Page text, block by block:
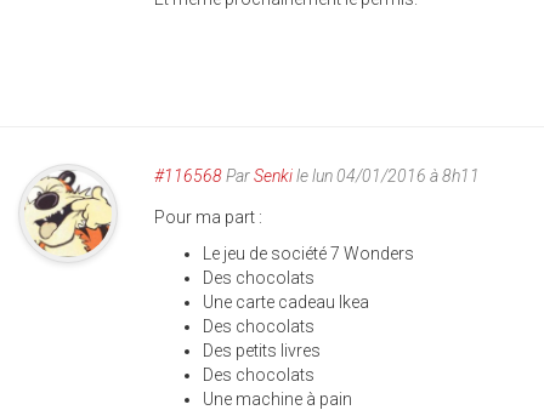
#116568ParSenkile lun 04/01/2016 à 8h11
Pour ma part :
Le jeu de société 7 Wonders
Des chocolats
Une carte cadeau Ikea
Des chocolats
Des petits livres
Des chocolats
Une machine à pain